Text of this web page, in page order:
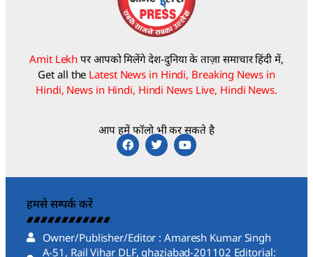
Amit Lekh पर आपको मिलेंगे देश-दुनिया के ताज़ा समाचार हिंदी में,
Get all the Latest News in Hindi, Breaking News in
Hindi, News in Hindi, Hindi News Live, Hindi News.
आप हमें फॉलो भी कर सकते है
हमसे सम्पर्क करें
Owner/Publisher/Editor : Amaresh Kumar Singh
A-51, Rail Vihar DLF, ghaziabad-201102 Editorial: